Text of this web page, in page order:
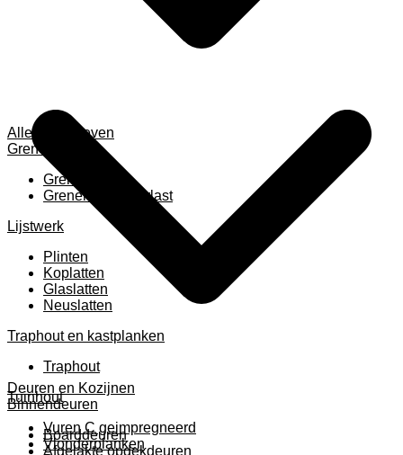
Alles weergeven
Grenen
Grenen B ruw
Grenen gevingerlast
Lijstwerk
Plinten
Koplatten
Glaslatten
Neuslatten
Traphout en kastplanken
Traphout
Tuinhout
Vuren C geimpregneerd
Vlonderplanken
Deuren en Kozijnen
Binnendeuren
Boarddeuren
Afgelakte opdekdeuren